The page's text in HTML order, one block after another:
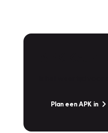
Plan een APK in